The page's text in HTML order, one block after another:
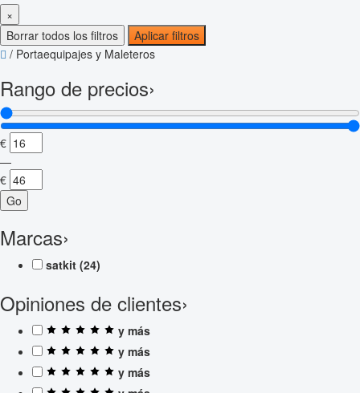
×
Borrar todos los filtros
Aplicar filtros
/ Portaequipajes y Maleteros
Rango de precios›
€
—
€
Go
Marcas›
satkit (24)
Opiniones de clientes›
y más
y más
y más